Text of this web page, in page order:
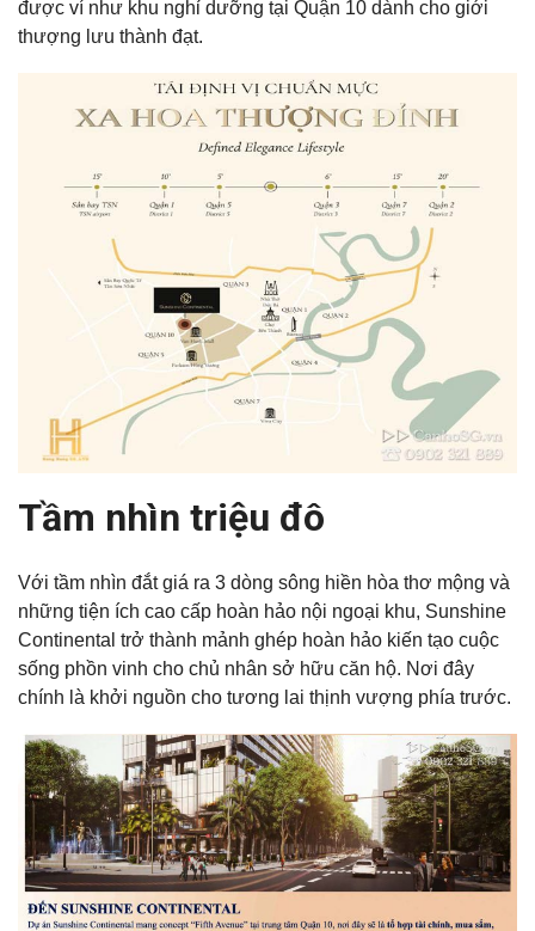
được ví như khu nghỉ dưỡng tại Quận 10 dành cho giới
thượng lưu thành đạt.
Tầm nhìn triệu đô
Với tầm nhìn đắt giá ra 3 dòng sông hiền hòa thơ mộng và
những tiện ích cao cấp hoàn hảo nội ngoại khu, Sunshine
Continental trở thành mảnh ghép hoàn hảo kiến tạo cuộc
sống phồn vinh cho chủ nhân sở hữu căn hộ. Nơi đây
chính là khởi nguồn cho tương lai thịnh vượng phía trước.